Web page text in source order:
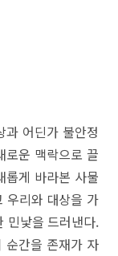
어딘가 불안정
로운 맥락으로 끌
롭게 바라본 사물
우리와 대상을 가
민낯을 드러낸다.
순간을 존재가 자